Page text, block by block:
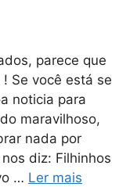
parece que
Se você está se
noticia para
maravilhoso,
nada por
diz: Filhinhos
… Ler mais